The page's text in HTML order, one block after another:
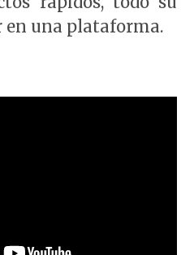
una plataforma.